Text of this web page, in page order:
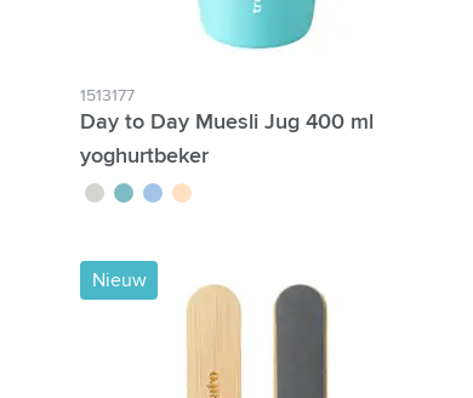
1513177
Day to Day Muesli Jug 400 ml
yoghurtbeker
vert tilleul
vert bleu beige
Nieuw